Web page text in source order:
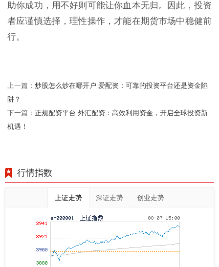
助你成功，用不好则可能让你血本无归。因此，投资
者应谨慎选择，理性操作，才能在期货市场中稳健前
行。
上一篇： 炒股怎么炒在哪开户 爱配资：可靠的投资平台还是资金陷
阱？
下一篇： 正规配资平台 外汇配资：高效利用资金，开启全球投资新
机遇！
行情指数
上证走势 深证走势 创业走势